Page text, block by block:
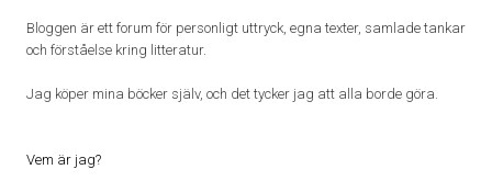
Bloggen är ett forum för personligt uttryck, egna texter, samlade tankar
och förståelse kring litteratur.
Jag köper mina böcker själv, och det tycker jag att alla borde göra.
Vem är jag?